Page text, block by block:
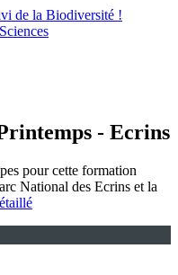
de la Biodiversité !
- Ecrins
pour cette formation
National des Ecrins et la